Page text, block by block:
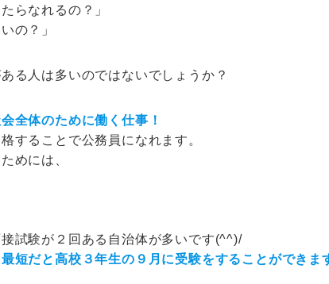
らなれるの？」
の？」
る人は多いのではないでしょうか？
全体のために働く仕事！
することで公務員になれます。
めには、
試験が２回ある自治体が多いです(^^)/
短だと高校３年生の９月に受験をすることができま